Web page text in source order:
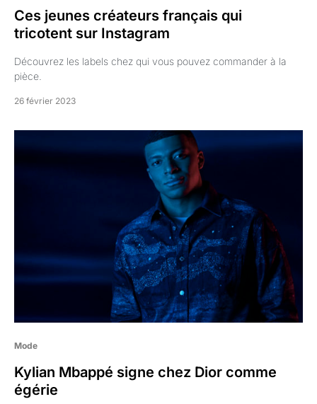
Ces jeunes créateurs français qui
tricotent sur Instagram
Découvrez les labels chez qui vous pouvez commander à la
pièce.
26 février 2023
Mode
Kylian Mbappé signe chez Dior comme
égérie